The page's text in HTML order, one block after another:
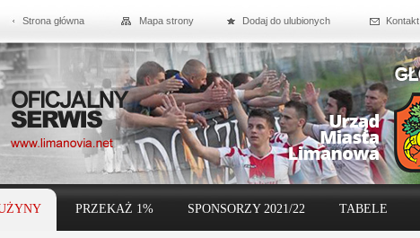
Strona główna Mapa strony Dodaj do ulubionych Kontakt
PRZEKAŻ 1% SPONSORZY 2021/22 TABELE